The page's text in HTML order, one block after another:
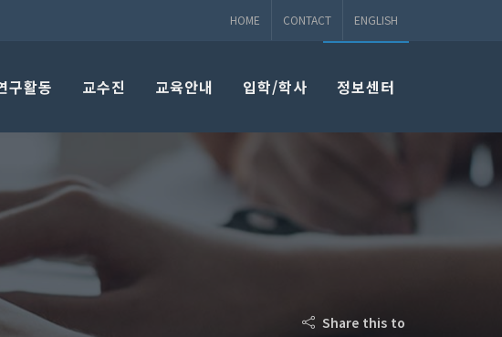
HOME CONTACT ENGLISH
구활동 교수진 교육안내 입학/학사 정보센터
Share this to